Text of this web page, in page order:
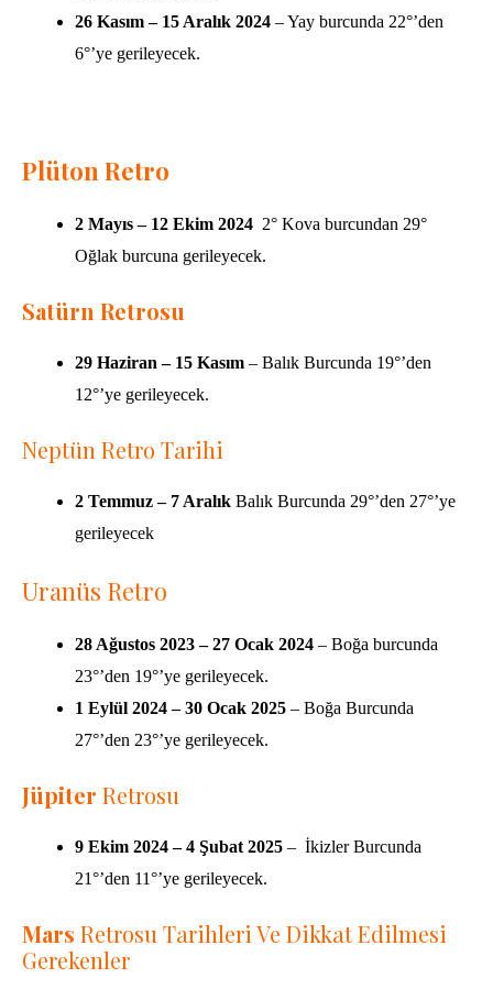
26 Kasım – 15 Aralık 2024 – Yay burcunda 22°’den
6°’ye gerileyecek.
Plüton Retro
2 Mayıs – 12 Ekim 2024 2° Kova burcundan 29°
Oğlak burcuna gerileyecek.
Satürn Retrosu
29 Haziran – 15 Kasım – Balık Burcunda 19°’den
12°’ye gerileyecek.
Neptün Retro Tarihi
2 Temmuz – 7 Aralık Balık Burcunda 29°’den 27°’ye
gerileyecek
Uranüs Retro
28 Ağustos 2023 – 27 Ocak 2024 – Boğa burcunda
23°’den 19°’ye gerileyecek.
1 Eylül 2024 – 30 Ocak 2025 – Boğa Burcunda
27°’den 23°’ye gerileyecek.
Jüpiter Retrosu
9 Ekim 2024 – 4 Şubat 2025 – İkizler Burcunda
21°’den 11°’ye gerileyecek.
Mars Retrosu Tarihleri Ve Dikkat Edilmesi
Gerekenler